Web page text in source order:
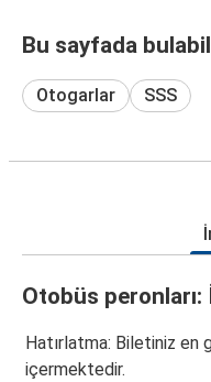
Bu sayfada
Otogarlar SSS
Otobüs peronları:
Hatırlatma: Biletiniz en
içermektedir.